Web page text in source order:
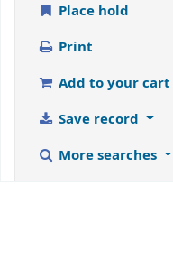
Place hold
Print
Add to your cart
Save record
More searches